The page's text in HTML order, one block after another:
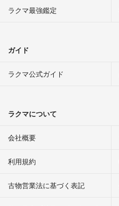
ラクマ最強鑑定
ガイド
ラクマ公式ガイド
ラクマについて
会社概要
利用規約
古物営業法に基づく表記